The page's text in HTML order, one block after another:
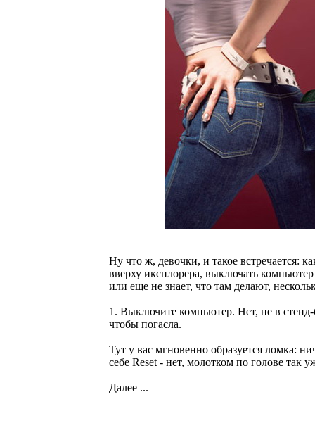
Ну что ж, девочки, и такое встречается:
вверху иксплорера, выключать
или еще не знает, что там делают,
1. Выключите компьютер. Нет, не в
чтобы погасла.
Тут у вас мгновенно образуется ломка:
себе Reset - нет, молотком по голове так
Далее ...